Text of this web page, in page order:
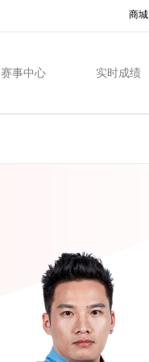
商城
赛事中心 实时成绩